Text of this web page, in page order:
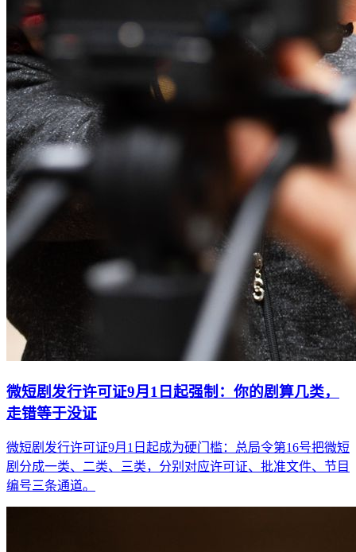
微短剧发行许可证9月1日起强制：你的剧算几类，
走错等于没证
微短剧发行许可证9月1日起成为硬门槛：总局令第16号把微短
剧分成一类、二类、三类，分别对应许可证、批准文件、节目
编号三条通道。